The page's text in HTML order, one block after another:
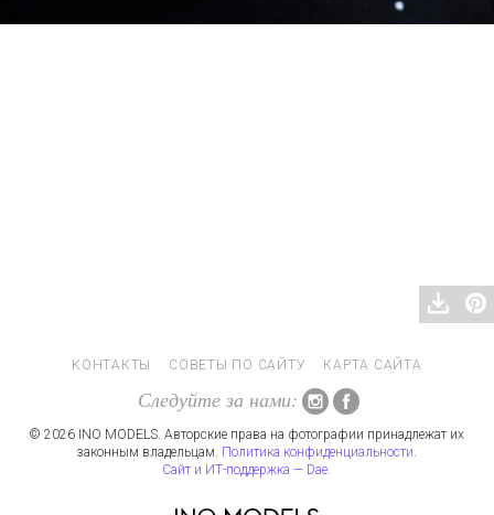
КОНТАКТЫ СОВЕТЫ ПО САЙТУ КАРТА САЙТА
Следуйте за нами:
© 2026 INO MODELS. Авторские права на фотографии принадлежат их
законным владельцам. Политика конфиденциальности.
Сайт и ИТ-поддержка — Dae.